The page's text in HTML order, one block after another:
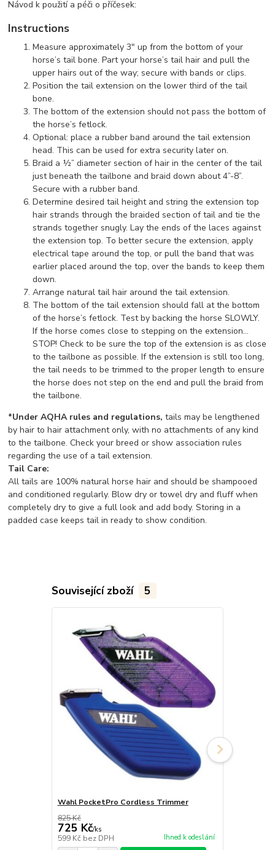
Návod k použití a péči o příčesek:
Instructions
Measure approximately 3" up from the bottom of your
horse’s tail bone. Part your horse’s tail hair and pull the
upper hairs out of the way; secure with bands or clips.
Position the tail extension on the lower third of the tail
bone.
The bottom of the extension should not pass the bottom of
the horse’s fetlock.
Optional: place a rubber band around the tail extension
head. This can be used for extra security later on.
Braid a ½” diameter section of hair in the center of the tail
just beneath the tailbone and braid down about 4”-8”.
Secure with a rubber band.
Determine desired tail height and string the extension top
hair strands through the braided section of tail and tie the
strands together snugly. Lay the ends of the laces against
the extension top. To better secure the extension, apply
electrical tape around the top, or pull the band that was
earlier placed around the top, over the bands to keep them
down.
Arrange natural tail hair around the tail extension.
The bottom of the tail extension should fall at the bottom
of the horse’s fetlock. Test by backing the horse SLOWLY.
If the horse comes close to stepping on the extension…
STOP! Check to be sure the top of the extension is as close
to the tailbone as possible. If the extension is still too long,
the tail needs to be trimmed to the proper length to ensure
the horse does not step on the end and pull the braid from
the tailbone.
*Under AQHA rules and regulations, tails may be lengthened
by hair to hair attachment only, with no attachments of any kind
to the tailbone. Check your breed or show association rules
regarding the use of a tail extension.
Tail Care:
All tails are 100% natural horse hair and should be shampooed
and conditioned regularly. Blow dry or towel dry and fluff when
completely dry to give a full look and add body. Storing in a
padded case keeps tail in ready to show condition.
Související zboží 5
Wahl PocketPro Cordless Trimmer
825 Kč
725 Kč/ks
599 Kč bez DPH Ihned k odeslání